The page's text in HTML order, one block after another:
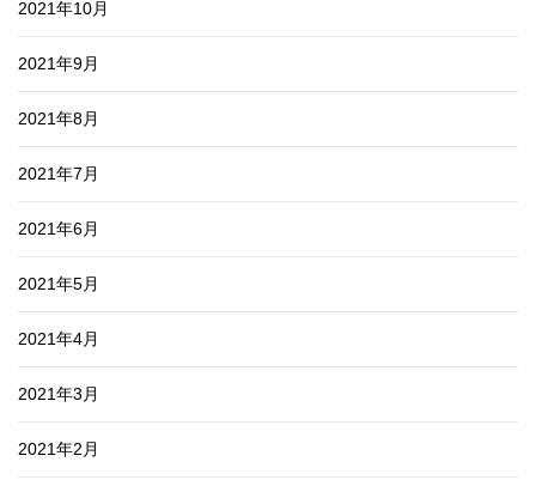
2021年10月
2021年9月
2021年8月
2021年7月
2021年6月
2021年5月
2021年4月
2021年3月
2021年2月